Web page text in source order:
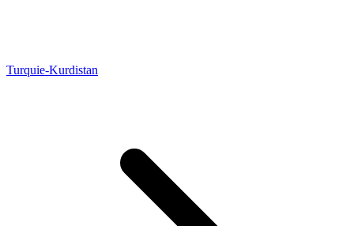
Turquie-Kurdistan